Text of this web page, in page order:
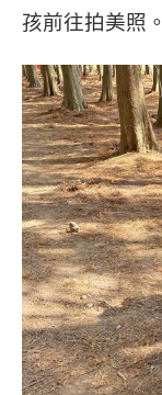
孩前往拍美照。